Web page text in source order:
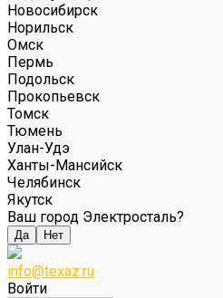
Новосибирск
Норильск
Омск
Пермь
Подольск
Прокопьевск
Томск
Тюмень
Улан-Удэ
Ханты-Мансийск
Челябинск
Якутск
Ваш город Электросталь?
Да Нет
info@texaz.ru
Войти